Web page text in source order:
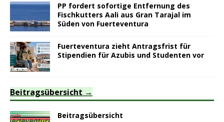
PP fordert sofortige Entfernung des
Fischkutters Aali aus Gran Tarajal im
Süden von Fuerteventura
Fuerteventura zieht Antragsfrist für
Stipendien für Azubis und Studenten vor
Beitragsübersicht
Beitragsübersicht